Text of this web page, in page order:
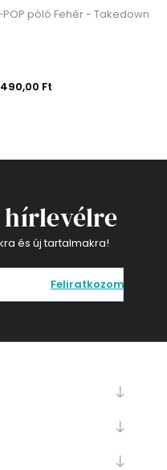
POP póló Fehér - Takedown
Ft
és új tartalmakra!
Feliratkozom